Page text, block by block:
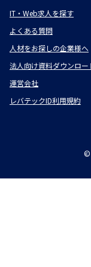
IT・Web求人を探す
よくある質問
人材をお探しの企業様へ
法人向け資料ダウンロー
運営会社
レバテックID利用規約
©